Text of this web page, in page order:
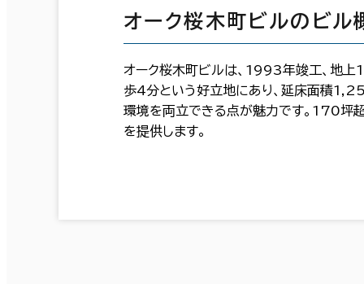
オーク桜木町ビルのビル
オーク桜木町ビルは、1993年竣工、地上
歩4分という好立地にあり、延床面積
環境を両立できる点が魅力です。170坪
を提供します。